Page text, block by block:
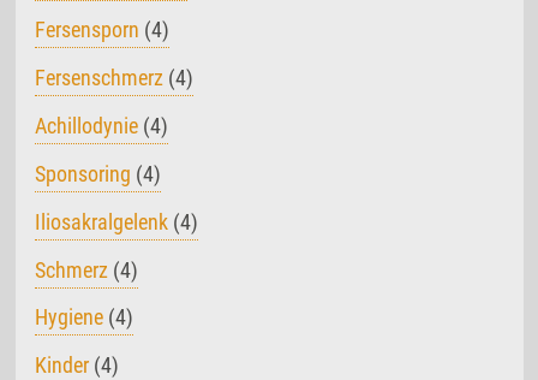
Fersensporn (4)
Fersenschmerz (4)
Achillodynie (4)
Sponsoring (4)
Iliosakralgelenk (4)
Schmerz (4)
Hygiene (4)
Kinder (4)